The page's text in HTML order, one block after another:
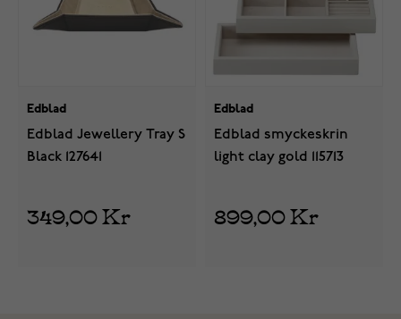
Edblad
Edblad Jewellery Tray S
Black 127641
349,00 Kr
Edblad
Edblad smyckeskrin
light clay gold 115713
899,00 Kr